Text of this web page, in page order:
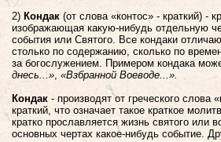
2) Кондак(от слова «контос» - краткий) -
изображающая какую-нибудь отдельную
события или Святого. Все кондаки
столько по содержанию, сколько по
за богослужением. Примером кондака
днесь...», «Взбранной Воеводе...».
Кондак- производят от греческого слова
краткий, что означает такое краткое
кратко прославляется жизнь святого или
основных чертах какое-нибудь событие.